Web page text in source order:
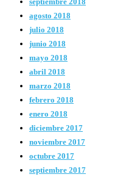
agosto 2018
julio 2018
junio 2018
mayo 2018
abril 2018
marzo 2018
febrero 2018
enero 2018
diciembre 2017
noviembre 2017
octubre 2017
septiembre 2017